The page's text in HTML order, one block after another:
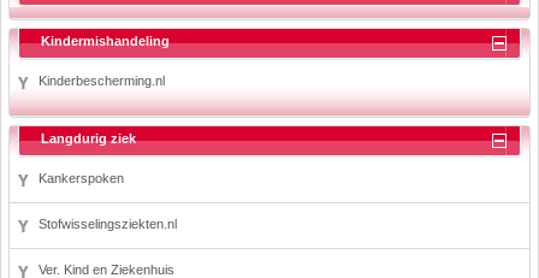
Kindermishandeling
Kinderbescherming.nl
Langdurig ziek
Kankerspoken
Stofwisselingsziekten.nl
Ver. Kind en Ziekenhuis